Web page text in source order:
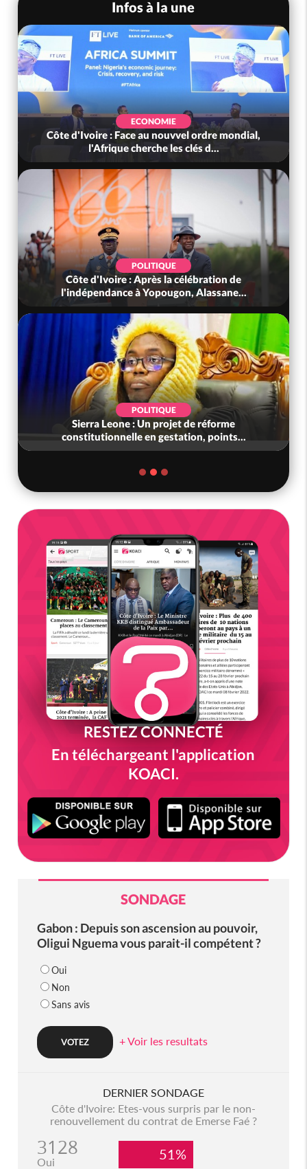
Infos à la une
ECONOMIE
Côte d'Ivoire : Face au nouvvel ordre mondial,
l'Afrique cherche les clés d...
POLITIQUE
Côte d'Ivoire : Après la célébration de
l'indépendance à Yopougon, Alassane...
POLITIQUE
Sierra Leone : Un projet de réforme
constitutionnelle en gestation, points...
RESTEZ CONNECTÉ
En téléchargeant l'application
KOACI.
SONDAGE
Gabon : Depuis son ascension au pouvoir,
Oligui Nguema vous parait-il compétent ?
Oui
Non
Sans avis
+ Voir les resultats
DERNIER SONDAGE
Côte d'Ivoire: Etes-vous surpris par le non-
renouvellement du contrat de Emerse Faé ?
3128
Oui 51%